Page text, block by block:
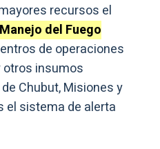
recursos el
del Fuego
de operaciones
insumos
Chubut, Misiones y
el sistema de alerta